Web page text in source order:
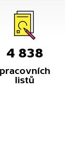
4 838
pracovních
listů